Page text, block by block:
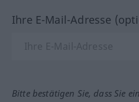
Ihre E-Mail-Adresse
Bitte bestätigen Sie, dass Sie